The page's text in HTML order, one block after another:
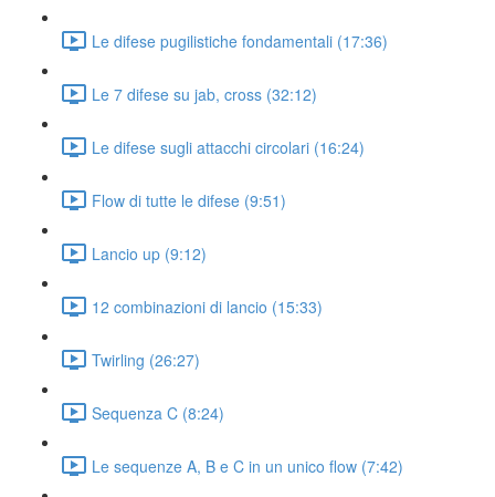
Le difese pugilistiche fondamentali (17:36)
Le 7 difese su jab, cross (32:12)
Le difese sugli attacchi circolari (16:24)
Flow di tutte le difese (9:51)
Lancio up (9:12)
12 combinazioni di lancio (15:33)
Twirling (26:27)
Sequenza C (8:24)
Le sequenze A, B e C in un unico flow (7:42)